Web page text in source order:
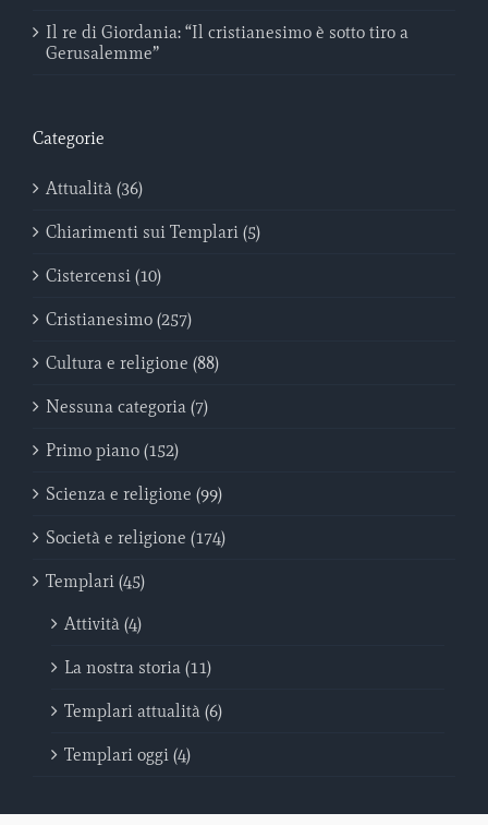
Il re di Giordania: “Il cristianesimo è sotto tiro a
Gerusalemme”
Categorie
Attualità (36)
Chiarimenti sui Templari (5)
Cistercensi (10)
Cristianesimo (257)
Cultura e religione (88)
Nessuna categoria (7)
Primo piano (152)
Scienza e religione (99)
Società e religione (174)
Templari (45)
Attività (4)
La nostra storia (11)
Templari attualità (6)
Templari oggi (4)